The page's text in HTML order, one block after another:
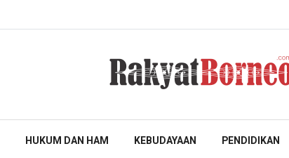
HUKUM DAN HAM KEBUDAYAAN PENDIDIKAN